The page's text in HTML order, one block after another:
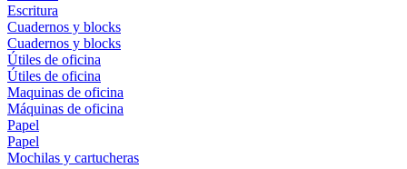
Escritura
Cuadernos y blocks
Cuadernos y blocks
Útiles de oficina
Útiles de oficina
Maquinas de oficina
Máquinas de oficina
Papel
Papel
Mochilas y cartucheras